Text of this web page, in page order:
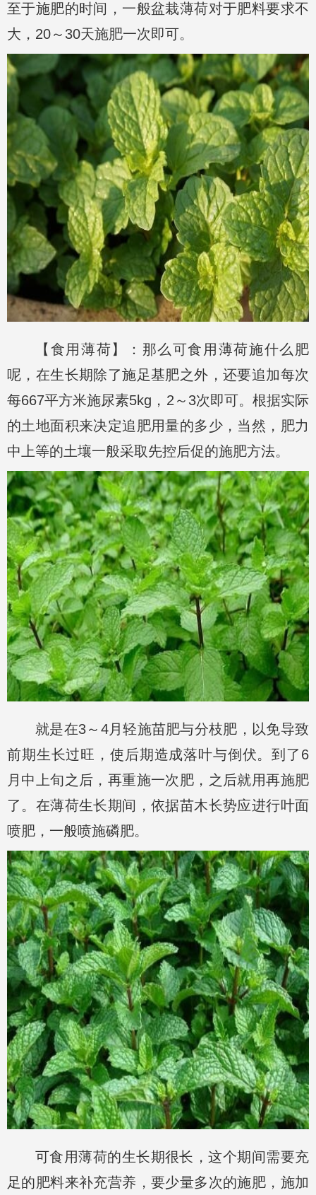
至于施肥的时间，一般盆栽薄荷对于肥料要求不
大，20～30天施肥一次即可。
【食用薄荷】：那么可食用薄荷施什么肥
呢，在生长期除了施足基肥之外，还要追加每次
每667平方米施尿素5kg，2～3次即可。根据实际
的土地面积来决定追肥用量的多少，当然，肥力
中上等的土壤一般采取先控后促的施肥方法。
就是在3～4月轻施苗肥与分枝肥，以免导致
前期生长过旺，使后期造成落叶与倒伏。到了6
月中上旬之后，再重施一次肥，之后就用再施肥
了。在薄荷生长期间，依据苗木长势应进行叶面
喷肥，一般喷施磷肥。
可食用薄荷的生长期很长，这个期间需要充
足的肥料来补充营养，要少量多次的施肥，施加